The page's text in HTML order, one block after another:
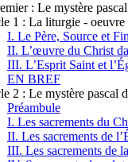
: Le mystère
1 : La liturgie - oeuvre
I. Le Père, Source et
II. L’œuvre du Christ
III. L’Esprit Saint et
EN BREF
2 : Le mystère pascal
Préambule
I. Les sacrements du
II. Les sacrements de
III. Les sacrements de